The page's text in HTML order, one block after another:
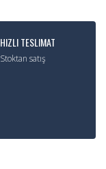
HIZLI TESLIMAT
Stoktan satış